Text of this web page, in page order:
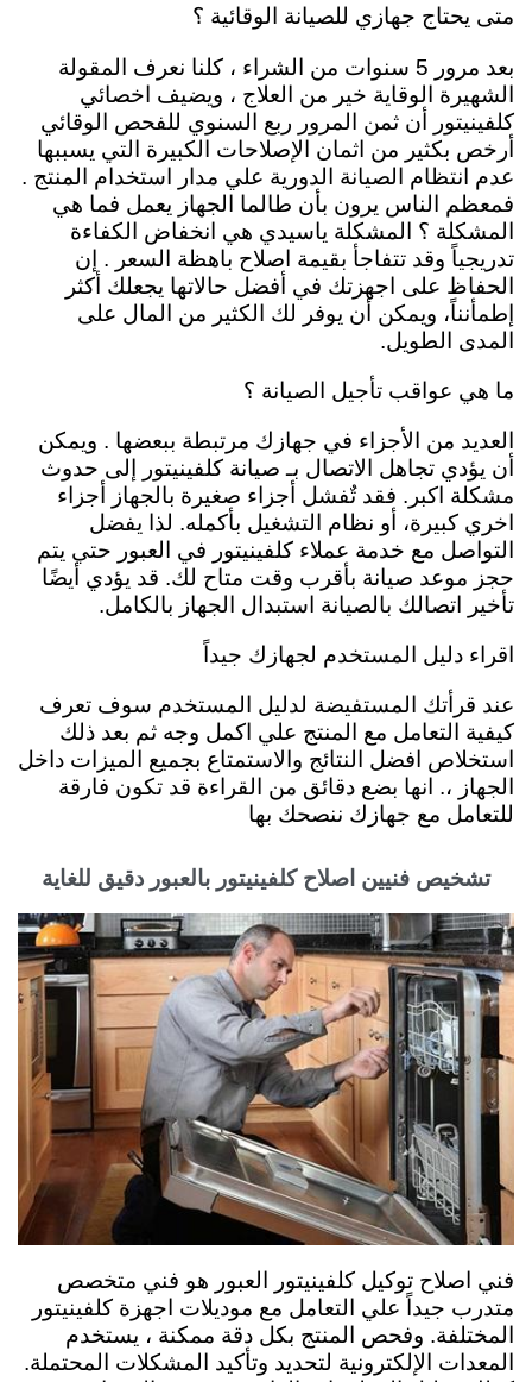
متى يحتاج جهازي للصيانة الوقائية ؟
بعد مرور 5 سنوات من الشراء ، كلنا نعرف المقولة
الشهيرة الوقاية خير من العلاج ، ويضيف اخصائي
كلفينيتور أن ثمن المرور ربع السنوي للفحص الوقائي
أرخص بكثير من اثمان الإصلاحات الكبيرة التي يسببها
عدم انتظام الصيانة الدورية علي مدار استخدام المنتج .
فمعظم الناس يرون بأن طالما الجهاز يعمل فما هي
المشكلة ؟ المشكلة ياسيدي هي انخفاض الكفاءة
تدريجياً وقد تتفاجأ بقيمة اصلاح باهظة السعر . إن
الحفاظ على اجهزتك في أفضل حالاتها يجعلك أكثر
إطمأنناً، ويمكن أن يوفر لك الكثير من المال على
المدى الطويل.
ما هي عواقب تأجيل الصيانة ؟
العديد من الأجزاء في جهازك مرتبطة ببعضها . ويمكن
أن يؤدي تجاهل الاتصال بـ صيانة كلفينيتور إلى حدوث
مشكلة اكبر. فقد تٌفشل أجزاء صغيرة بالجهاز أجزاء
اخري كبيرة، أو نظام التشغيل بأكمله. لذا يفضل
التواصل مع خدمة عملاء كلفينيتور في العبور حتي يتم
حجز موعد صيانة بأقرب وقت متاح لك. قد يؤدي أيضًا
تأخير اتصالك بالصيانة استبدال الجهاز بالكامل.
اقراء دليل المستخدم لجهازك جيداً
عند قرأتك المستفيضة لدليل المستخدم سوف تعرف
كيفية التعامل مع المنتج علي اكمل وجه ثم بعد ذلك
استخلاص افضل النتائج والاستمتاع بجميع الميزات داخل
الجهاز ،. انها بضع دقائق من القراءة قد تكون فارقة
للتعامل مع جهازك ننصحك بها
تشخيص فنيين اصلاح كلفينيتور بالعبور دقيق للغاية
فني اصلاح توكيل كلفينيتور العبور هو فني متخصص
متدرب جيداً علي التعامل مع موديلات اجهزة كلفينيتور
المختلفة. وفحص المنتج بكل دقة ممكنة ، يستخدم
المعدات الإلكترونية لتحديد وتأكيد المشكلات المحتملة.